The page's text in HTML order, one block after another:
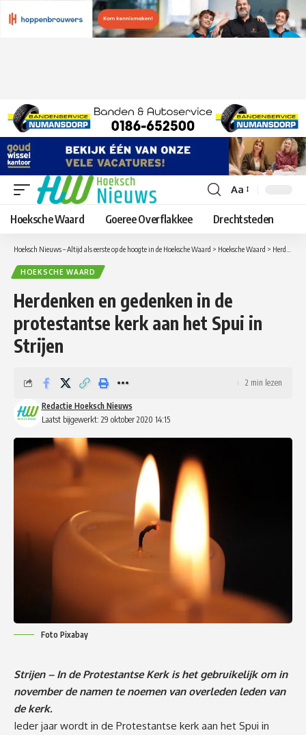
Lettergrootte
aanpassen
Aa
Hoeksche Waard Goeree Overflakkee Drechtsteden
Hoeksch Nieuws – Altijd als eerste op de hoogte in de Hoeksche Waard > Hoeksche Waard > Herdenken en gedenken in de protestantse kerk aan het Spui in Strijen
HOEKSCHE WAARD
Herdenken en gedenken in de
protestantse kerk aan het Spui in
Strijen
Laatst bijgewerkt: 29 oktober 2020 14:15
Redactie Hoeksch Nieuws
2 min lezen
Foto Pixabay
Strijen – In de Protestantse Kerk is het gebruikelijk om in
november de namen te noemen van overleden leden van
de kerk.
Ieder jaar wordt in de Protestantse kerk aan het Spui in